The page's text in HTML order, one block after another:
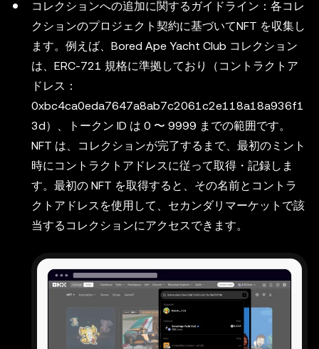
コレクションへの追加に関するガイドライン：各コレ
クションのプロジェクト契約に基づいてNFT を収集し
ます。例えば、Bored Ape Yacht Club コレクション
は、ERC-721 規格に準拠しており（コントラクトア
ドレス：
0xbc4ca0eda7647a8ab7c2061c2e118a18a936f1
3d）、トークン ID は 0 〜 9999 までの範囲です。
NFT は、コレクションが完了するまで、最初のミント
時にコントラクトアドレスに従って取得・記録しま
す。最初の NFT を取得すると、その名前とコントラ
クトアドレスを使用して、セカンダリマーケットで該
当するコレクションにアクセスできます。